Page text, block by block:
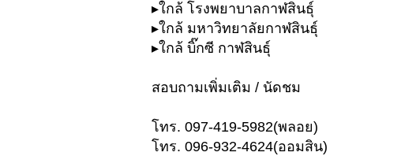
▸ใกล้ โรงพยาบาลกาฬสินธุ์
▸ใกล้ มหาวิทยาลัยกาฬสินธุ์
▸ใกล้ บิ๊กซี กาฬสินธุ์
สอบถามเพิ่มเติม / นัดชม
โทร. 097-419-5982(พลอย)
โทร. 096-932-4624(ออมสิน)